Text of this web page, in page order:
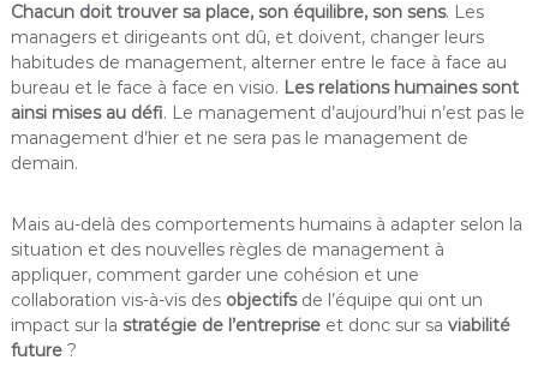
Chacun doit trouver sa place, son équilibre, son sens. Les
managers et dirigeants ont dû, et doivent, changer leurs
habitudes de management, alterner entre le face à face au
bureau et le face à face en visio. Les relations humaines sont
ainsi mises au défi. Le management d’aujourd’hui n’est pas le
management d’hier et ne sera pas le management de
demain.
Mais au-delà des comportements humains à adapter selon la
situation et des nouvelles règles de management à
appliquer, comment garder une cohésion et une
collaboration vis-à-vis des objectifsde l’équipe qui ont un
impact sur la stratégie de l’entrepriseet donc sur sa viabilité
future?